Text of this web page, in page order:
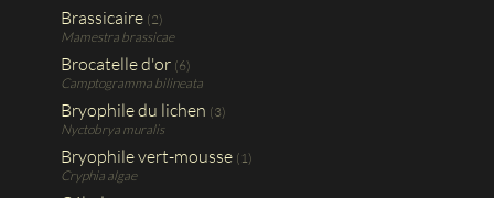
Brassicaire (2)
Mamestra brassicae
Brocatelle d'or (6)
Camptogramma bilineata
Bryophile du lichen (3)
Nyctobrya muralis
Bryophile vert-mousse (1)
Cryphia algae